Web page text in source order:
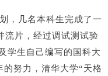
，几名本科生完成了一
流片，经过调试测试验
学生自己编写的国科大
努力，清华大学“天格